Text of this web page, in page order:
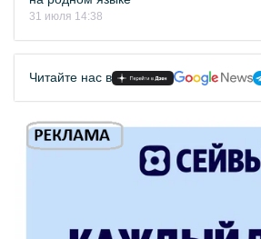
31 июля 14:38
Читайте нас в